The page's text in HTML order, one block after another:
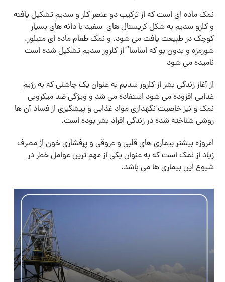
نمک ماده ای است که از ترکیب دو عنصر کلر و سدیم تشکیل یافته
و کلرو سدیم به شکل کریستال های سفید با دانه های بسیار
کوچک در طبیعت یافت می شود. و نمک طعام ماده ای متبلور،
شورمزه و بدون بو که اساسا” از کلرور سدیم تشکیل شده است
نامیده می شود
از آغاز زندگی بشر از کلرور سدیم به عنوان یک چاشنی که به رژیم
غذایی افزوده می شود استفاده می شد و ویژگی ضد میکروبی
نمک و نیز خاصیت نگهداری مواد غذایی و پیشگیری از فساد آن ها
روشی شناخته شده در زندگی افراد بشر بوده است.
امروزه بیشتر بیماری های قلبی و عروقی و پرفشاری خون از مصرف
زیاد از نمک است که به عنوان یکی از مهم ترین عوامل خطر در
شیوع این بیماری ها می باشد.